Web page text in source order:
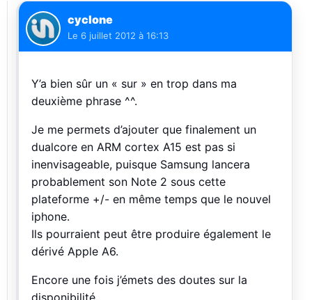
cyclone
Le 6 juillet 2012 à 16:13
Y’a bien sûr un « sur » en trop dans ma
deuxième phrase ^^.
Je me permets d’ajouter que finalement un
dualcore en ARM cortex A15 est pas si
inenvisageable, puisque Samsung lancera
probablement son Note 2 sous cette
plateforme +/- en même temps que le nouvel
iphone.
Ils pourraient peut être produire également le
dérivé Apple A6.
Encore une fois j’émets des doutes sur la